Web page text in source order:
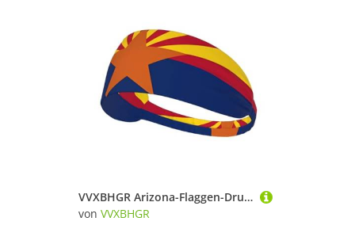
VVXBHGR Arizona-Flaggen-Drucke, elastisches Übungs-Stirnband, Sport-Kopfband für Damen und Herren, weich, schnell trocknend
von VVXBHGR